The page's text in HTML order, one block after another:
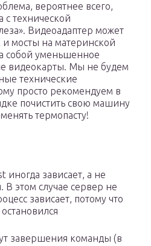
вероятнее всего,
с технической
Видеоадаптер может
и мосты на материнской
собой уменьшенное
видеокарты. Мы не будем
технические
просто рекомендуем в
почистить свою машину
термопасту!
иногда зависает, а не
В этом случае сервер не
зависает, потому что
завершения команды (в